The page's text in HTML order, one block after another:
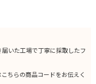
いた工場で丁寧に採取したフ
ちらの商品コードをお伝えく